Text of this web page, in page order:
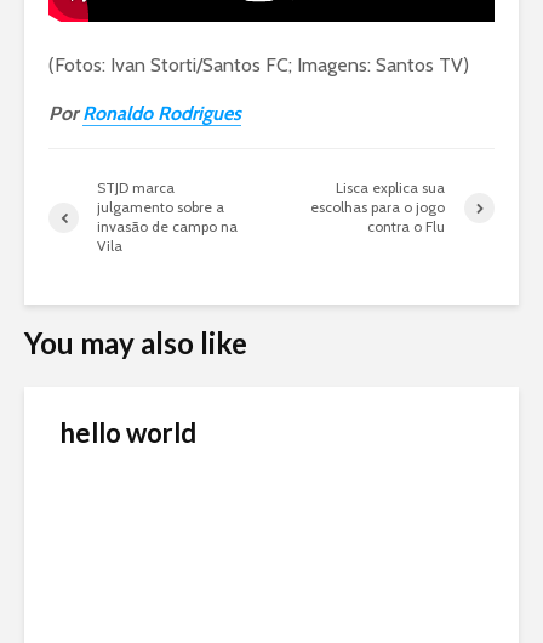
(Fotos: Ivan Storti/Santos FC; Imagens: Santos TV)
PorRonaldo Rodrigues
STJD marca
julgamento sobre a
invasão de campo na
Vila
Lisca explica sua
escolhas para o jogo
contra o Flu
You may also like
hello world